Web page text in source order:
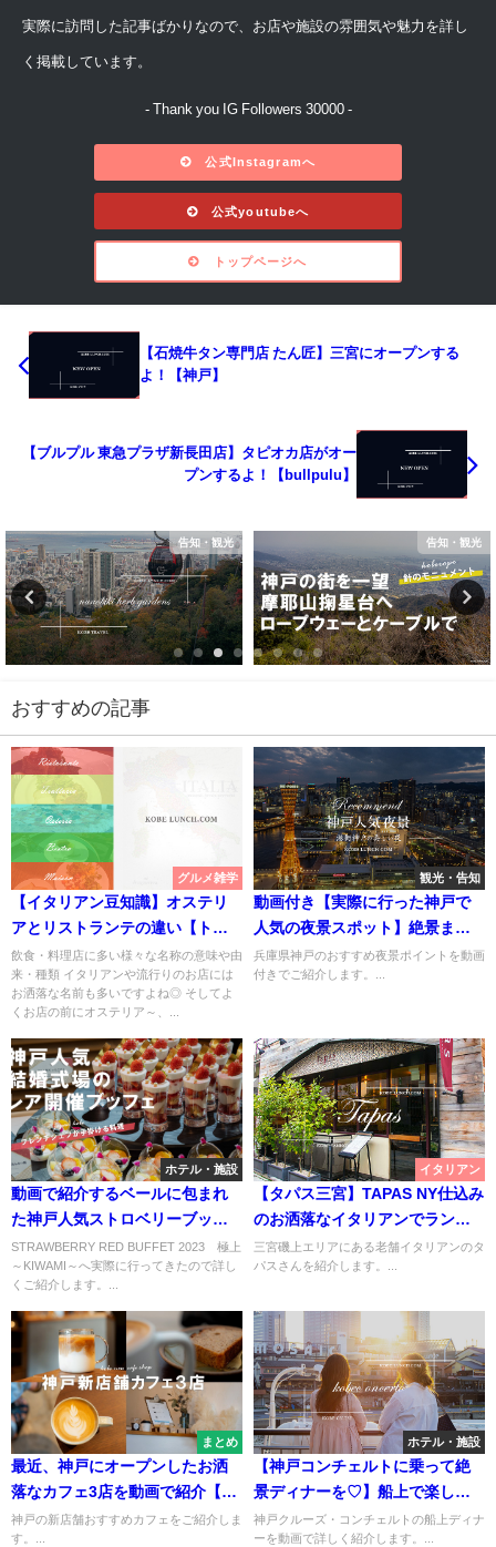
実際に訪問した記事ばかりなので、お店や施設の雰囲気や魅力を詳し
く掲載しています。
- Thank you IG Followers 30000 -
公式Instagramへ
公式youtubeへ
トップページへ
【石焼牛タン専門店 たん匠】三宮にオープンする
よ！【神戸】
【ブルプル 東急プラザ新長田店】タピオカ店がオー
プンするよ！【bullpulu】
告知・観光 告知・観光
おすすめの記事
グルメ雑学
【イタリアン豆知識】オステリ
アとリストランテの違い【トラ
ットリアの意味】
飲食・料理店に多い様々な名称の意味や由
来・種類 イタリアンや流行りのお店には
お洒落な名前も多いですよね◎ そしてよ
くお店の前にオステリア～、...
観光・告知
動画付き【実際に行った神戸で
人気の夜景スポット】絶景まと
め【デートにおすすめ】
兵庫県神戸のおすすめ夜景ポイントを動画
付きでご紹介します。...
ホテル・施設
動画で紹介するベールに包まれ
た神戸人気ストロベリーブッフ
ェの全容【オーシャンズガーデ
ン】
STRAWBERRY RED BUFFET 2023 極上
～KIWAMI～へ実際に行ってきたので詳し
くご紹介します。...
イタリアン
【タパス三宮】TAPAS NY仕込み
のお洒落なイタリアンでランチ
【神戸磯上】
三宮磯上エリアにある老舗イタリアンのタ
パスさんを紹介します。...
まとめ
最近、神戸にオープンしたお洒
落なカフェ3店を動画で紹介【フ
ェリシア・ピエフィカ・マメバ
ココーヒー】
神戸の新店舗おすすめカフェをご紹介しま
す。...
ホテル・施設
【神戸コンチェルトに乗って絶
景ディナーを♡】船上で楽しむ
料理とピアノ生演奏【ランチも
人気】
神戸クルーズ・コンチェルトの船上ディナ
ーを動画で詳しく紹介します。...